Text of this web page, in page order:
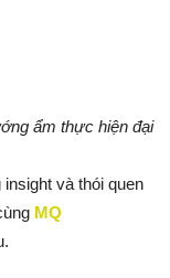
ẩm thực hiện đại
và thói quen
MQ